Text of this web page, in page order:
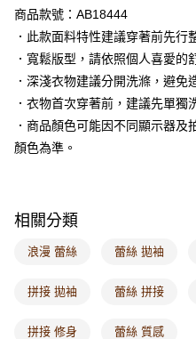
付款後7-11取貨
每筆NT$60，滿NT$1,000(含以
宅配
每筆NT$120，滿NT$1,000(含
付款後門市自取
每筆NT$60，滿NT$1,000(含以
海外配送-其他亞洲地區
海外配送-歐美地區
商品款號：AB18444
．此款面料特性建議穿著前先行
．寬鬆版型，請依照個人喜愛的
．深淺衣物建議分開洗滌，避免
．衣物首次穿著前，建議先單獨
．商品顏色可能因不同顯示器
顏色為準。
相關分類
浪漫 蕾絲 蕾絲 拋袖
拼接 拋袖 蕾絲 拼接
拼接 修身 蕾絲 質感